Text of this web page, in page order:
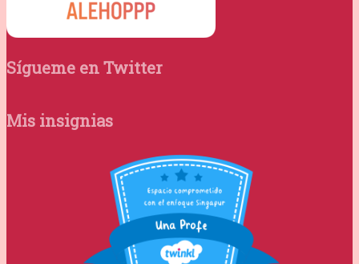
Sígueme en Twitter
Mis insignias